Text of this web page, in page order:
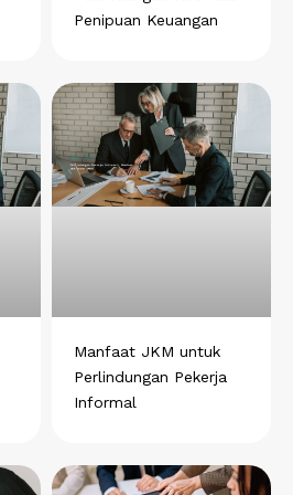
Penipuan Keuangan
Manfaat JKM untuk
Perlindungan Pekerja
Informal